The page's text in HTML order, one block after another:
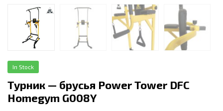
In Stock
Турник — брусья Power Tower DFC
Homegym G008Y